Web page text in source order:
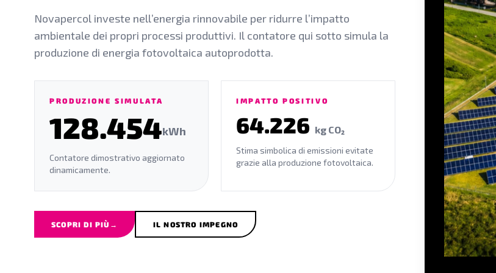
Novapercol investe nell’energia rinnovabile per ridurre l’impatto
ambientale dei propri processi produttivi. Il contatore qui sotto simula la
produzione di energia fotovoltaica autoprodotta.
PRODUZIONE SIMULATA
128.457kWh
Contatore dimostrativo aggiornato
dinamicamente.
IMPATTO POSITIVO
64.227 kg CO₂
Stima simbolica di emissioni evitate
grazie alla produzione fotovoltaica.
SCOPRI DI PIÙ → IL NOSTRO IMPEGNO